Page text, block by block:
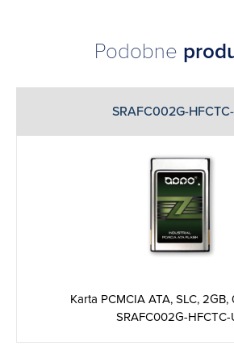
Podobne
SRAFC002G-
Karta PCMCIA ATA, SLC,
SRAFC002G-HFCTC-